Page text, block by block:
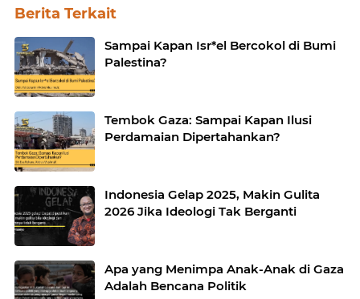
Berita Terkait
Sampai Kapan Isr*el Bercokol di Bumi
Palestina?
Tembok Gaza: Sampai Kapan Ilusi
Perdamaian Dipertahankan?
Indonesia Gelap 2025, Makin Gulita
2026 Jika Ideologi Tak Berganti
Apa yang Menimpa Anak-Anak di Gaza
Adalah Bencana Politik